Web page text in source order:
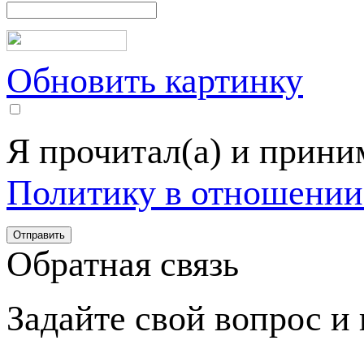
Обновить картинку
Я прочитал(а) и
Политику в
Обратная связь
Задайте свой вопрос